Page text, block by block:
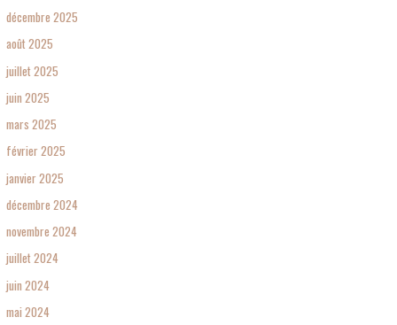
décembre 2025
août 2025
juillet 2025
juin 2025
mars 2025
février 2025
janvier 2025
décembre 2024
novembre 2024
juillet 2024
juin 2024
mai 2024